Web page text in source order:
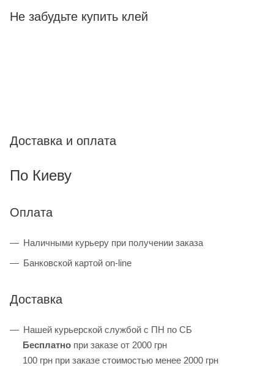
Не забудьте купить клей
Доставка и оплата
По Киеву
Оплата
Наличными курьеру при получении заказа
Банковской картой on-line
Доставка
Нашей курьерской службой с ПН по СБ
Бесплатно при заказе от 2000 грн
100 грн при заказе стоимостью менее 2000 грн